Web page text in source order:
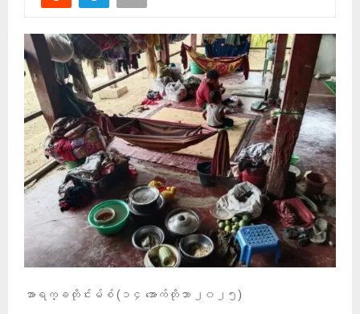
အာရက္ခတိုင်းမ်စ် (၁၄ အောက်တိုဘာ ၂၀၂၅)